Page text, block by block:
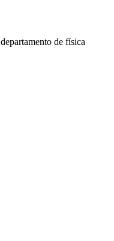
departamento de física